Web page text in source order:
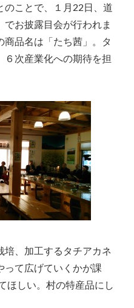
のことで、１月22日、道
お披露目会が行われま
商品名は「たち茜」。タ
次産業化への期待を担
培、加工するタチアカネ
って広げていくかが課
ほしい。村の特産品にし